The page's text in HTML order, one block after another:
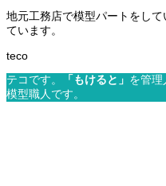
地元工務店で模型パートをし
ています。
テコです。 「もけると」 を管理
模型職人です。